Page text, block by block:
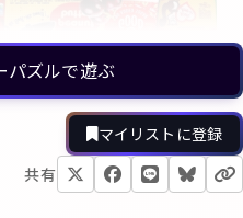
パズルで遊ぶ
マイリストに登録
共有